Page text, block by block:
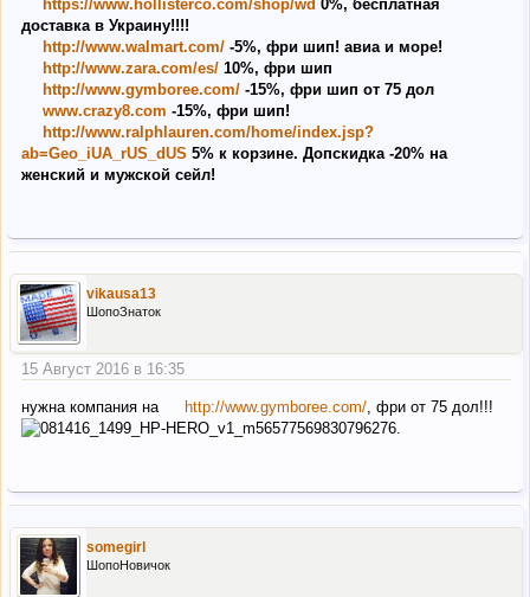
https://www.hollisterco.com/shop/wd 0%, бесплатная
доставка в Украину!!!!
http://www.walmart.com/ -5%, фри шип! авиа и море!
http://www.zara.com/es/ 10%, фри шип
http://www.gymboree.com/ -15%, фри шип от 75 дол
www.crazy8.com -15%, фри шип!
http://www.ralphlauren.com/home/index.jsp?
ab=Geo_iUA_rUS_dUS 5% к корзине. Допскидка -20% на
женский и мужской сейл!
vikausa13
ШопоЗнаток
15 Август 2016 в 16:35
нужна компания на http://www.gymboree.com/, фри от 75 дол!!!
somegirl
ШопоНовичок